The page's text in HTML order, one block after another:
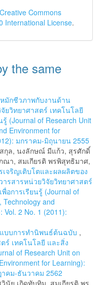
Creative Commons
International License.
the same
มักชีวภาพกับงานด้าน
ยวิทยาศาสตร์ เทคโนโลยี
(Journal of Research Unit
Environment for
มกราคม-มิถุนายน 2555
กุล, นงลักษณ์ มีแก้ว, สุรศักดิ์
า, สมเกียรติ พรพิสุทธิมาศ,
จริญเติบโตและผลผลิตของ
วารสารหน่วยวิจัยวิทยาศาสตร์
อการเรียนรู้ (Journal of
Technology and
Vol. 2 No. 1 (2011):
บบการทํานิพนธ์ต้นฉบับ ,
ร์ เทคโนโลยี และสิ่ง
of Research Unit on
for Learning):
าคม-ธันวาคม 2562